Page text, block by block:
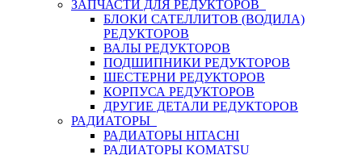
ЗАПЧАСТИ ДЛЯ РЕДУКТОРОВ
БЛОКИ САТЕЛЛИТОВ (ВОДИЛА)
РЕДУКТОРОВ
ВАЛЫ РЕДУКТОРОВ
ПОДШИПНИКИ РЕДУКТОРОВ
ШЕСТЕРНИ РЕДУКТОРОВ
КОРПУСА РЕДУКТОРОВ
ДРУГИЕ ДЕТАЛИ РЕДУКТОРОВ
РАДИАТОРЫ
РАДИАТОРЫ HITACHI
РАДИАТОРЫ KOMATSU